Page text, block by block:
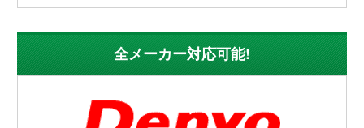
全メーカー対応可能!